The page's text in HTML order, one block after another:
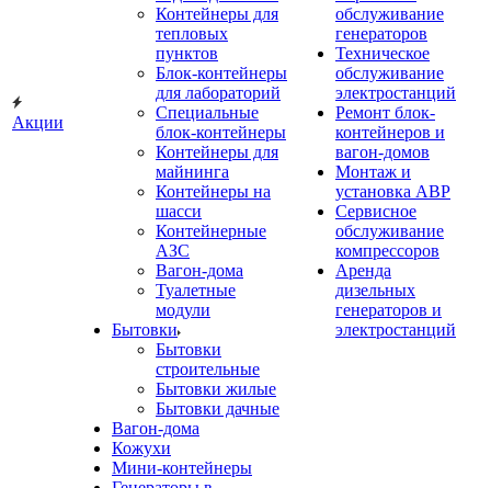
Акции
Контейнеры для
тепловых
пунктов
Блок-контейнеры
для лабораторий
Специальные
блок-контейнеры
Контейнеры для
майнинга
Контейнеры на
шасси
Контейнерные
АЗС
Вагон-дома
Туалетные
модули
Бытовки
Бытовки
строительные
Бытовки жилые
Бытовки дачные
Вагон-дома
Кожухи
Мини-контейнеры
обслуживание
генераторов
Техническое
обслуживание
электростанций
Ремонт блок-
контейнеров и
вагон-домов
Монтаж и
установка АВР
Сервисное
обслуживание
компрессоров
Аренда
дизельных
генераторов и
электростанций